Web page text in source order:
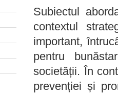
Subiectul
contextul
important,
pentru
societății. În
prevenției și